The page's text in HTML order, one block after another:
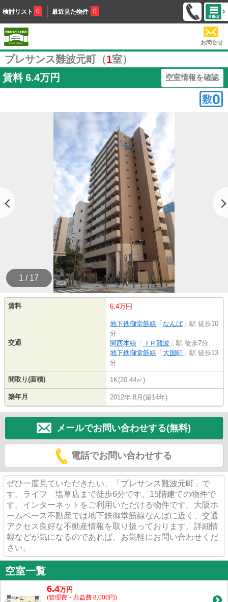
検討リスト 0 最近見た物件 0
お問合せ
プレサンス難波元町（1室）
賃料 6.4万円 空室情報を確認
1 / 17
賃料 6.4万円
交通
地下鉄御堂筋線 「 なんば 」駅 徒歩10
分
関西本線 「 ＪＲ難波 」駅 徒歩7分
地下鉄御堂筋線 「 大国町 」駅 徒歩13
分
間取り(面積) 1K(20.44㎡)
築年月 2012年 8月(築14年)
メールでお問い合わせする(無料)
電話でお問い合わせする
ぜひ一度見ていただきたい、「プレサンス難波元町」で
す。ライフ 塩草店まで徒歩6分です。15階建ての物件で
す。インターネットをご利用いただける物件です。大阪ホ
ームベース不動産では地下鉄御堂筋線なんばに近く、交通
アクセス良好な不動産情報を取り扱っております。詳細情
報などが気になるのであれば、お気軽にお問い合わせくだ
さい。
空室一覧
6.4万円
(管理費・共益費 8,000円)